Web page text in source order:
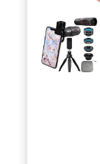
います。 /
倍の望遠レ
きます。そ
クローズア
す。 独立し
に役立ちま
サート、旅
察したり、
をしたりす
脚とクリッ
アルミニウ
ます。三脚
時間撮影な